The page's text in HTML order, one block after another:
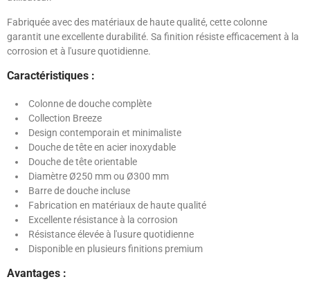
Fabriquée avec des matériaux de haute qualité, cette colonne
garantit une excellente durabilité. Sa finition résiste efficacement à la
corrosion et à l'usure quotidienne.
Caractéristiques :
Colonne de douche complète
Collection Breeze
Design contemporain et minimaliste
Douche de tête en acier inoxydable
Douche de tête orientable
Diamètre Ø250 mm ou Ø300 mm
Barre de douche incluse
Fabrication en matériaux de haute qualité
Excellente résistance à la corrosion
Résistance élevée à l'usure quotidienne
Disponible en plusieurs finitions premium
Avantages :